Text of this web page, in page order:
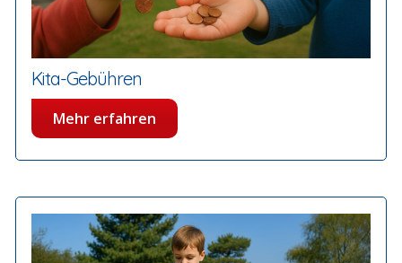
Kita-Gebühren
Mehr erfahren